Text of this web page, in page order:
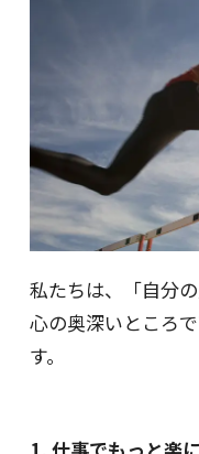
私たちは、「自分
心の奥深いところ
す。